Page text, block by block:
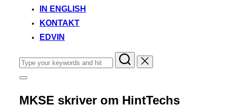
IN ENGLISH
KONTAKT
EDVIN
Search
for:
Toggle
&
navigation
MKSE skriver om HintTechs